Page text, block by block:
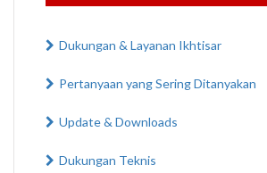
Dukungan & Layanan Ikhtisar
Pertanyaan yang Sering Ditanyakan
Update & Downloads
Dukungan Teknis